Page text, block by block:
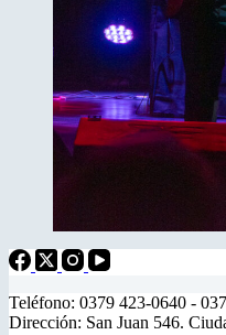
Teléfono: 0379 423-0640 -
Dirección: San Juan 546.